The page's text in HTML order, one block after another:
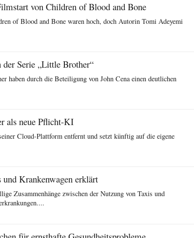
von Children of Blood and Bone
of Blood and Bone waren hoch, doch Autorin Tomi Adeyemi
der Serie „Little Brother“
haben durch die Beteiligung von John Cena einen deutlichen
als neue Pflicht-KI
Cloud-Plattform entfernt und setzt künftig auf die eigene
Krankenwagen erklärt
Zusammenhänge zwischen der Nutzung von Taxis und